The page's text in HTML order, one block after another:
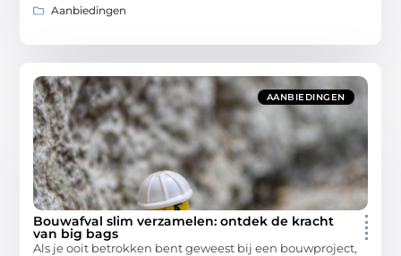
Aanbiedingen
AANBIEDINGEN
Bouwafval slim verzamelen: ontdek de kracht
van big bags
Als je ooit betrokken bent geweest bij een bouwproject,